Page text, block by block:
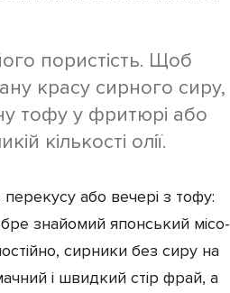
пористість. Щоб
красу сирного сиру,
тофу у фритюрі або
кількості олії.
перекусу або вечері з тофу:
знайомий японський місо-
сирники без сиру на
і швидкий стір фрай, а